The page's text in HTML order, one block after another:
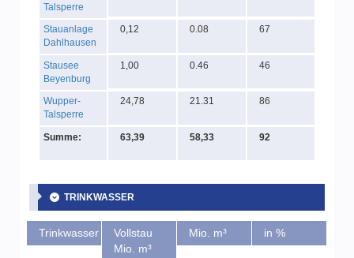
Talsperre
Stauanlage
Dahlhausen
0,12 0.08 67
Stausee
Beyenburg
1,00 0.46 46
Wupper-
Talsperre
24,78 21.31 86
Summe: 63,39 58,33 92
TRINKWASSER
Trinkwasser
Vollstau
Mio. m³
Mio. m³ in %